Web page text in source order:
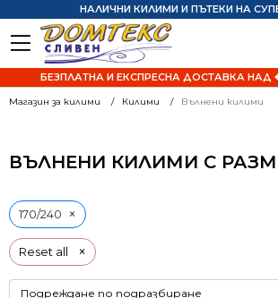
НАЛИЧНИ КИЛИМИ И ПЪТЕКИ НА
БЕЗПЛАТНА И ЕКСПРЕСНА ДОСТАВКА НАД
Магазин за килими Килими Вълнени килими
ВЪЛНЕНИ КИЛИМИ С
Reset all ×
170/240 ×